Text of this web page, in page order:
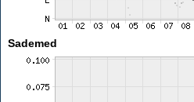
Sademed